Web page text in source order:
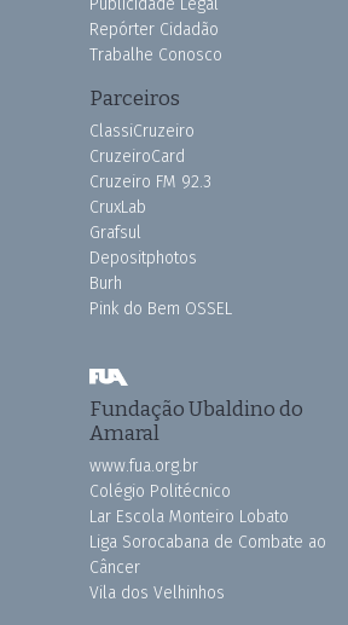
Repórter Cidadão
Trabalhe Conosco
Parceiros
ClassiCruzeiro
CruzeiroCard
Cruzeiro FM 92.3
CruxLab
Grafsul
Depositphotos
Burh
Pink do Bem OSSEL
Fundação Ubaldino do
Amaral
www.fua.org.br
Colégio Politécnico
Lar Escola Monteiro Lobato
Liga Sorocabana de Combate ao
Câncer
Vila dos Velhinhos